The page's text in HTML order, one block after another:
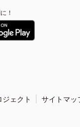
！
ェクト サイトマッ